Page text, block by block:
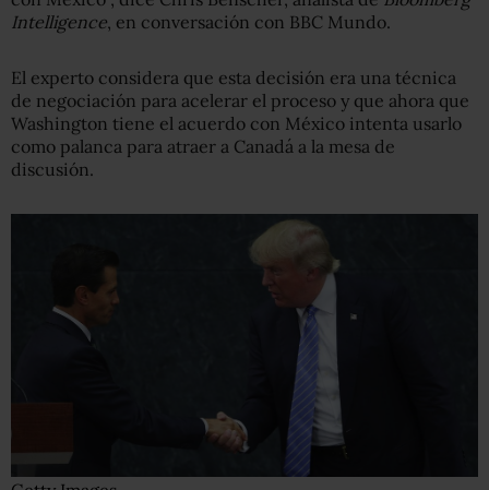
Intelligence, en conversación con BBC Mundo.
El experto considera que esta decisión era una técnica
de negociación para acelerar el proceso y que ahora que
Washington tiene el acuerdo con México intenta usarlo
como palanca para atraer a Canadá a la mesa de
discusión.